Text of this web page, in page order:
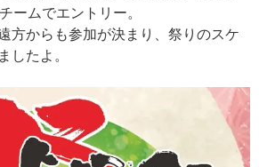
ームでエントリー。
方からも参加が決まり、祭りのスケ
したよ。